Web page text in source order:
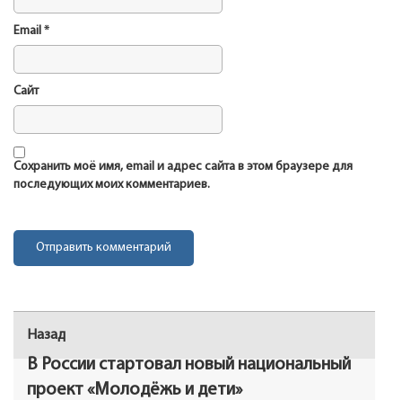
Email *
Сайт
Сохранить моё имя, email и адрес сайта в этом браузере для
последующих моих комментариев.
Навигация
по
записям
Назад
В России стартовал новый национальный
проект «Молодёжь и дети»